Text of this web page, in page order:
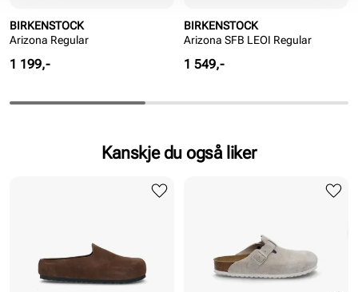
BIRKENSTOCK
Arizona Regular
Pris
1 199,-
BIRKENSTOCK
Arizona SFB LEOI Regular
Pris
1 549,-
Kanskje du også liker